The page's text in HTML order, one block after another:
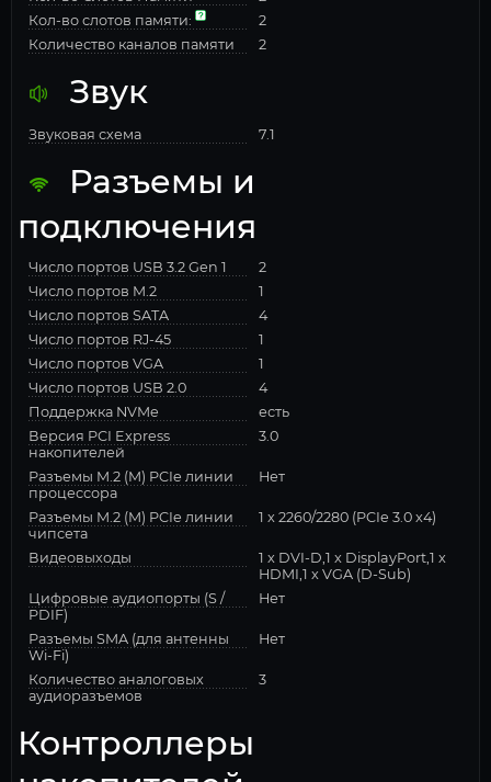
Кол-во слотов памяти:
2
Количество каналов памяти
2
Звук
Звуковая схема 7.1
Разъемы и
подключения
Число портов USB 3.2 Gen 1
2
Число портов M.2
1
Число портов SATA
4
Число портов RJ-45
1
Число портов VGA
1
Число портов USB 2.0
4
Поддержка NVMe
есть
Версия PCI Express
накопителей
3.0
Разъемы M.2 (M) PCIe линии
процессора
Нет
Разъемы M.2 (M) PCIe линии
чипсета
1 x 2260/2280 (PCIe 3.0 x4)
Видеовыходы
1 x DVI-D,1 x DisplayPort,1 x
HDMI,1 x VGA (D-Sub)
Цифровые аудиопорты (S /
PDIF)
Нет
Разъемы SMA (для антенны
Wi-Fi)
Нет
Количество аналоговых
аудиоразъемов
3
Контроллеры